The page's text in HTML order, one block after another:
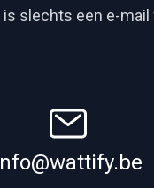
is slechts een e-